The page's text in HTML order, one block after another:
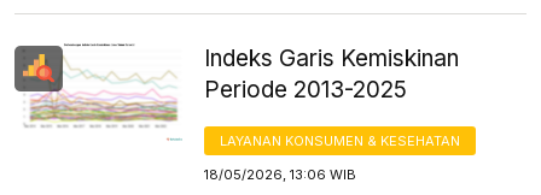
Indeks Garis Kemiskinan
Periode 2013-2025
LAYANAN KONSUMEN & KESEHATAN
18/05/2026, 13:06 WIB